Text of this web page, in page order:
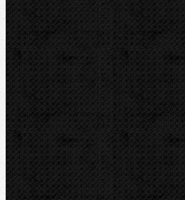
Lipová 7
CZ-763 26 LUHAČOVICE
Telefon obj.:
602 719 020
Telefon fakt.:
608 719 020
E-mail:
nipo@nipo.cz
Platební brána GOPAY